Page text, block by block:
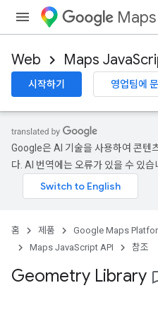
Web Maps
시작하기 영업팀에
Google은 AI 기술을 사용하여 콘텐
다. AI 번역에는 오류가 있을 수 있습
홈 제품 Google Maps
Maps JavaScript API
참조
Geometry Library